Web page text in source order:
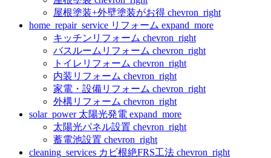
屋根塗装+外壁塗装がお得 chevron_right
home_repair_service リフォーム expand_more
キッチンリフォーム chevron_right
バスルームリフォーム chevron_right
トイレリフォーム chevron_right
内装リフォーム chevron_right
家電・設備リフォーム chevron_right
外構リフォーム chevron_right
solar_power 太陽光発電 expand_more
太陽光パネル設置 chevron_right
蓄電池設置 chevron_right
cleaning_services カビ根絶FRS工法 chevron_right